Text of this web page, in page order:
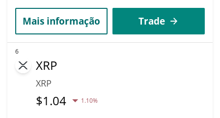
Mais informação Trade
6
XRP
XRP
$1.04 1.10%